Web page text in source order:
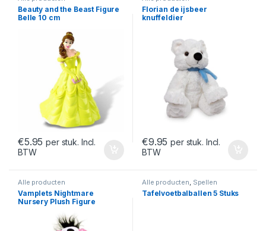
Beauty and the Beast Figure
Belle 10 cm
€5.95 per stuk. Incl.
BTW
Florian de ijsbeer
knuffeldier
€9.95 per stuk. Incl.
BTW
Alle producten
Vamplets Nightmare
Nursery Plush Figure
Alle producten, Spellen
Tafelvoetbalballen 5 Stuks